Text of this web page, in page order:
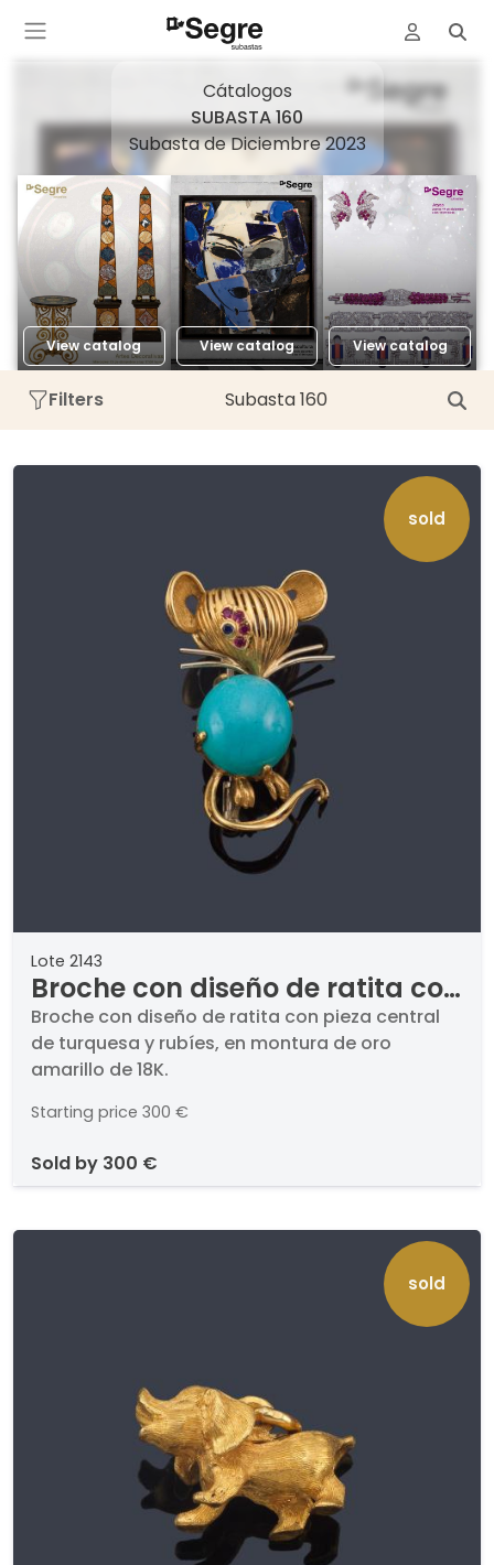
Cátalogos
SUBASTA 160
Subasta de Diciembre 2023
View catalog View catalog View catalog
Filters Subasta 160
sold
Lote 2143
Broche con diseño de ratita con
pieza central de turquesa y
rubíes, en montura de oro
amarillo de 18K.
Broche con diseño de ratita con pieza central
de turquesa y rubíes, en montura de oro
amarillo de 18K.
Starting price 300 €
sold by 300 €
sold